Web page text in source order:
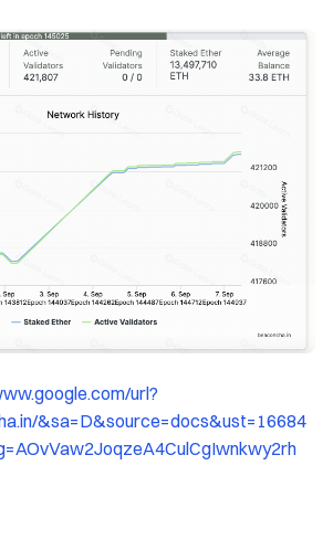
url?
&sa=D&source=docs&ust=16684